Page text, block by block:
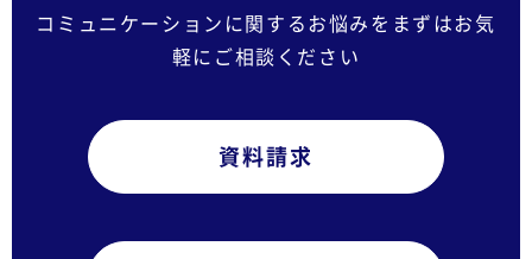
コミュニケーションに関するお悩みをまずはお気
軽にご相談ください
資料請求